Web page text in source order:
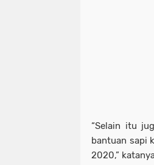
“Selain itu
bantuan sapi
2020,”